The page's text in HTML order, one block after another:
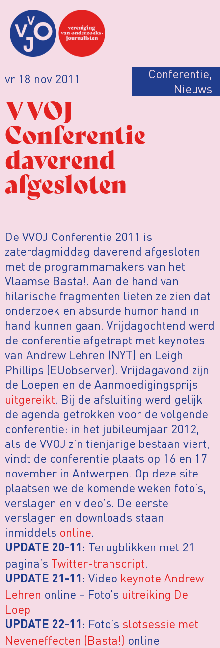
vr 18 nov 2011 Conferentie,
Nieuws
VVOJ
Conferentie
daverend
afgesloten
De VVOJ Conferentie 2011 is
zaterdagmiddag daverend afgesloten
met de programmamakers van het
Vlaamse Basta!. Aan de hand van
hilarische fragmenten lieten ze zien dat
onderzoek en absurde humor hand in
hand kunnen gaan. Vrijdagochtend werd
de conferentie afgetrapt met keynotes
van Andrew Lehren (NYT) en Leigh
Phillips (EUobserver). Vrijdagavond zijn
de Loepen en de Aanmoedigingsprijs
uitgereikt. Bij de afsluiting werd gelijk
de agenda getrokken voor de volgende
conferentie: in het jubileumjaar 2012,
als de VVOJ z’n tienjarige bestaan viert,
vindt de conferentie plaats op 16 en 17
november in Antwerpen. Op deze site
plaatsen we de komende weken foto’s,
verslagen en video’s. De eerste
verslagen en downloads staan
inmiddels online.
UPDATE 20-11 : Terugblikken met 21
pagina’s Twitter-transcript.
UPDATE 21-11 : Video keynote Andrew
Lehren online + Foto’s uitreiking De
Loep
UPDATE 22-11 : Foto’s slotsessie met
Neveneffecten (Basta!) online